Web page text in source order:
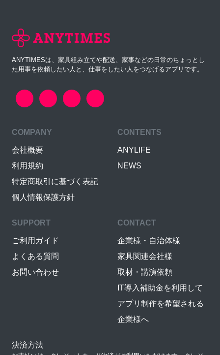
ANYTIMESは、家具組み立てや配送、家事などの日常のちょっとし
た用事を依頼したい人と、仕事をしたい人をつなげるアプリです。
COMPANY
会社概要
利用規約
特定商取引に基づく表記
個人情報保護方針
CONTENTS
ANYLIFE
NEWS
SUPPORT
ご利用ガイド
よくある質問
お問い合わせ
CONTACT
企業様・自治体様
家具関連会社様
取材・講演依頼
IT導入補助金を利用して
アプリ制作を希望される
企業様へ
決済方法